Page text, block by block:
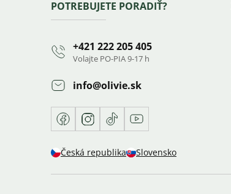
POTREBUJETE PORADIŤ?
+421 222 205 405
Volajte PO-PIA 9-17 h
info@olivie.sk
FacebookInstagram
TikTokYoutube
Česká republika Slovensko